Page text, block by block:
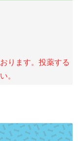
ります。投薬する
。